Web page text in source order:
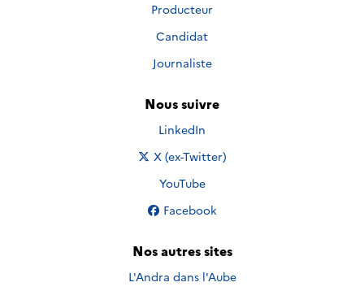
Producteur
Candidat
Journaliste
Nous suivre
Nous suivre sur
LinkedIn
Nous suivre sur
X (ex-Twitter)
Nous suivre sur
YouTube
Nous suivre sur
Facebook
Nos autres sites
L'Andra dans l'Aube